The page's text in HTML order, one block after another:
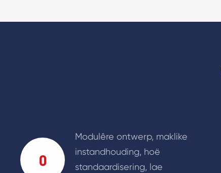
0
Modulêre ontwerp, maklike
instandhouding, hoë
standaardisering, lae